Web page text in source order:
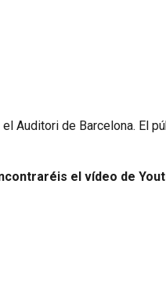
el Auditori de Barcelona. El
el vídeo de